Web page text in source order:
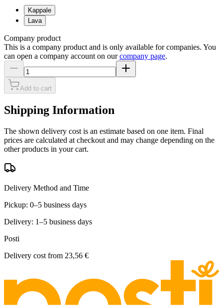
Kappale
Lava
Company product
This is a company product and is only available for companies. You
can open a company account on ourcompany page.
Add to cart
Shipping Information
The shown delivery cost is an estimate based on one item. Final
prices are calculated at checkout and may change depending on the
other products in your cart.
Delivery Method and Time
Pickup: 0–5 business days
Delivery: 1–5 business days
Posti
Delivery cost from 23,56 €